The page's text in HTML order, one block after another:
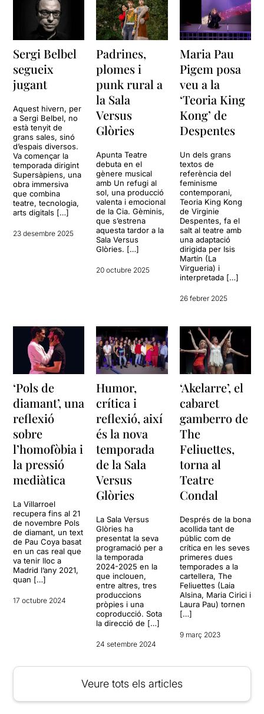
Sergi Belbel
segueix
jugant
Aquest hivern, per
a Sergi Belbel, no
està tenyit de
grans sales, sinó
d’espais diversos.
Va començar la
temporada dirigint
Supersàpiens, una
obra immersiva
que combina
teatre, tecnologia,
arts digitals […]
23 desembre 2025
Padrines,
plomes i
punk rural a
la Sala
Versus
Glòries
Apunta Teatre
debuta en el
gènere musical
amb Un refugi al
sol, una producció
valenta i emocional
de la Cia. Gèminis,
que s’estrena
aquesta tardor a la
Sala Versus
Glòries. […]
20 octubre 2025
Maria Pau
Pigem posa
veu a la
‘Teoria King
Kong’ de
Despentes
Un dels grans
textos de
referència del
feminisme
contemporani,
Teoria King Kong
de Virginie
Despentes, fa el
salt al teatre amb
una adaptació
dirigida per Isis
Martín (La
Virgueria) i
interpretada […]
26 febrer 2025
‘Pols de
diamant’, una
reflexió
sobre
l’homofòbia i
la pressió
mediàtica
La Villarroel
recupera fins al 21
de novembre Pols
de diamant, un text
de Pau Coya basat
en un cas real que
va tenir lloc a
Madrid l’any 2021,
quan […]
17 octubre 2024
Humor,
crítica i
reflexió, així
és la nova
temporada
de la Sala
Versus
Glòries
La Sala Versus
Glòries ha
presentat la seva
programació per a
la temporada
2024-2025 en la
que inclouen,
entre altres, tres
produccions
pròpies i una
coproducció. Sota
la direcció de […]
24 setembre 2024
‘Akelarre’, el
cabaret
gamberro de
The
Feliuettes,
torna al
Teatre
Condal
Després de la bona
acollida tant de
públic com de
crítica en les seves
primeres dues
temporades a la
cartellera, The
Feliuettes (Laia
Alsina, Maria Cirici i
Laura Pau) tornen
[…]
9 març 2023
Veure tots els articles